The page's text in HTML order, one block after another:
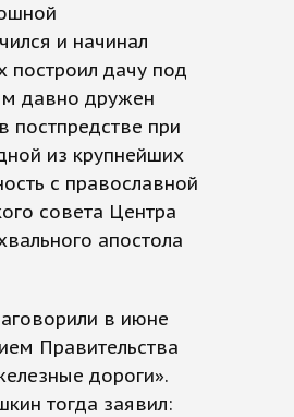
и начинал
построил дачу под
давно дружен
при
из крупнейших
с православной
совета Центра
апостола
в июне
Правительства
дороги».
тогда заявил: